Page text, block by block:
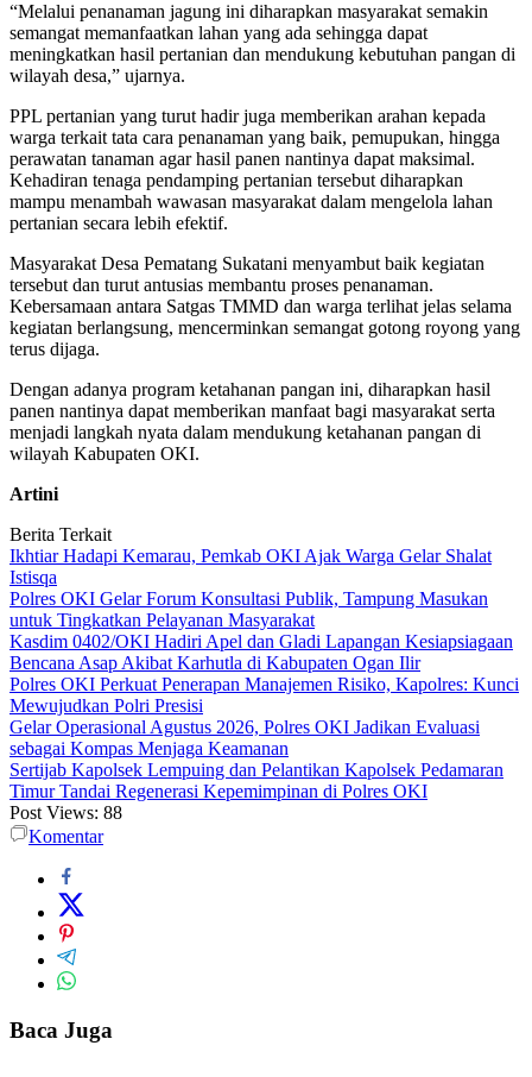
“Melalui penanaman jagung ini diharapkan masyarakat semakin
semangat memanfaatkan lahan yang ada sehingga dapat
meningkatkan hasil pertanian dan mendukung kebutuhan pangan di
wilayah desa,” ujarnya.
PPL pertanian yang turut hadir juga memberikan arahan kepada
warga terkait tata cara penanaman yang baik, pemupukan, hingga
perawatan tanaman agar hasil panen nantinya dapat maksimal.
Kehadiran tenaga pendamping pertanian tersebut diharapkan
mampu menambah wawasan masyarakat dalam mengelola lahan
pertanian secara lebih efektif.
Masyarakat Desa Pematang Sukatani menyambut baik kegiatan
tersebut dan turut antusias membantu proses penanaman.
Kebersamaan antara Satgas TMMD dan warga terlihat jelas selama
kegiatan berlangsung, mencerminkan semangat gotong royong yang
terus dijaga.
Dengan adanya program ketahanan pangan ini, diharapkan hasil
panen nantinya dapat memberikan manfaat bagi masyarakat serta
menjadi langkah nyata dalam mendukung ketahanan pangan di
wilayah Kabupaten OKI.
Artini
Berita Terkait
Ikhtiar Hadapi Kemarau, Pemkab OKI Ajak Warga Gelar Shalat
Istisqa
Polres OKI Gelar Forum Konsultasi Publik, Tampung Masukan
untuk Tingkatkan Pelayanan Masyarakat
Kasdim 0402/OKI Hadiri Apel dan Gladi Lapangan Kesiapsiagaan
Bencana Asap Akibat Karhutla di Kabupaten Ogan Ilir
Polres OKI Perkuat Penerapan Manajemen Risiko, Kapolres: Kunci
Mewujudkan Polri Presisi
Gelar Operasional Agustus 2026, Polres OKI Jadikan Evaluasi
sebagai Kompas Menjaga Keamanan
Sertijab Kapolsek Lempuing dan Pelantikan Kapolsek Pedamaran
Timur Tandai Regenerasi Kepemimpinan di Polres OKI
Post Views: 88
Komentar
Baca Juga